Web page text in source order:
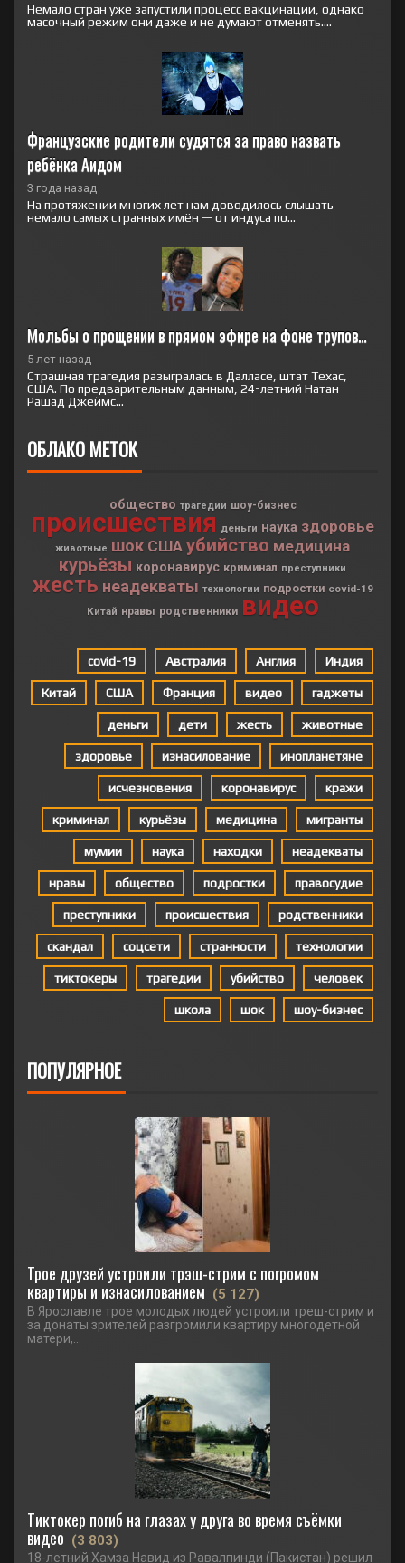
Немало стран уже запустили процесс вакцинации, однако
масочный режим они даже и не думают отменять....
Французские родители судятся за право назвать
ребёнка Аидом
3 года назад
На протяжении многих лет нам доводилось слышать
немало самых странных имён — от индуса по...
Мольбы о прощении в прямом эфире на фоне трупов…
5 лет назад
Страшная трагедия разыгралась в Далласе, штат Техас,
США. По предварительным данным, 24-летний Натан
Рашад Джеймс...
ОБЛАКО МЕТОК
общество трагедии шоу-бизнес
происшествия деньги наука здоровье
животные шок США убийство медицина
курьёзы коронавирус криминал преступники
жесть неадекваты технологии подростки covid-19
Китай нравы родственники видео
covid-19 Австралия Англия Индия
Китай США Франция видео гаджеты
деньги дети жесть животные
здоровье изнасилование инопланетяне
исчезновения коронавирус кражи
криминал курьёзы медицина мигранты
мумии наука находки неадекваты
нравы общество подростки правосудие
преступники происшествия родственники
скандал соцсети странности технологии
тиктокеры трагедии убийство человек
школа шок шоу-бизнес
ПОПУЛЯРНОЕ
Трое друзей устроили трэш-стрим с погромом
квартиры и изнасилованием (5 127)
В Ярославле трое молодых людей устроили треш-стрим и
за донаты зрителей разгромили квартиру многодетной
матери,...
Тиктокер погиб на глазах у друга во время съёмки
видео (3 803)
18-летний Хамза Навид из Равалпинди (Пакистан) решил